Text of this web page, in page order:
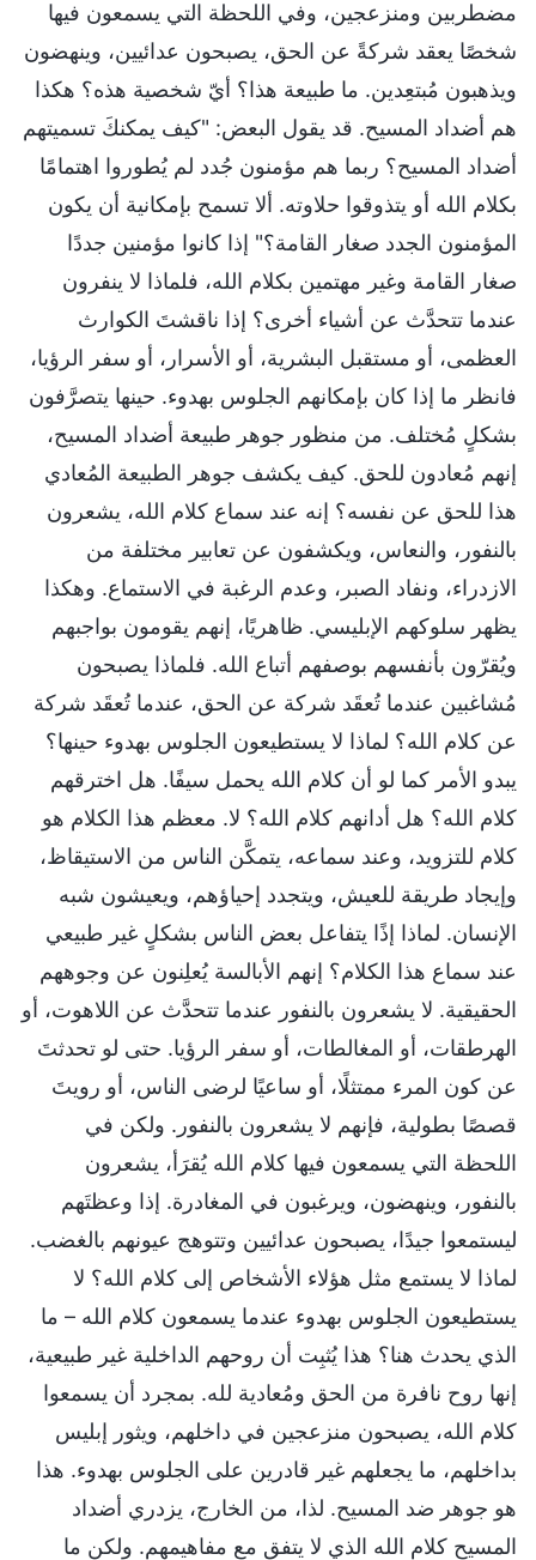
مضطربين ومنزعجين، وفي اللحظة التي يسمعون فيها
شخصًا يعقد شركةً عن الحق، يصبحون عدائيين، وينهضون
ويذهبون مُبتعِدين. ما طبيعة هذا؟ أيّ شخصية هذه؟ هكذا
هم أضداد المسيح. قد يقول البعض: "كيف يمكنكَ تسميتهم
أضداد المسيح؟ ربما هم مؤمنون جُدد لم يُطوروا اهتمامًا
بكلام الله أو يتذوقوا حلاوته. ألا تسمح بإمكانية أن يكون
المؤمنون الجدد صغار القامة؟" إذا كانوا مؤمنين جددًا
صغار القامة وغير مهتمين بكلام الله، فلماذا لا ينفرون
عندما تتحدَّث عن أشياء أخرى؟ إذا ناقشتَ الكوارث
العظمى، أو مستقبل البشرية، أو الأسرار، أو سفر الرؤيا،
فانظر ما إذا كان بإمكانهم الجلوس بهدوء. حينها يتصرَّفون
بشكلٍ مُختلف. من منظور جوهر طبيعة أضداد المسيح،
إنهم مُعادون للحق. كيف يكشف جوهر الطبيعة المُعادي
هذا للحق عن نفسه؟ إنه عند سماع كلام الله، يشعرون
بالنفور، والنعاس، ويكشفون عن تعابير مختلفة من
الازدراء، ونفاد الصبر، وعدم الرغبة في الاستماع. وهكذا
يظهر سلوكهم الإبليسي. ظاهريًا، إنهم يقومون بواجبهم
ويُقرّون بأنفسهم بوصفهم أتباع الله. فلماذا يصبحون
مُشاغبين عندما تُعقَد شركة عن الحق، عندما تُعقَد شركة
عن كلام الله؟ لماذا لا يستطيعون الجلوس بهدوء حينها؟
يبدو الأمر كما لو أن كلام الله يحمل سيفًا. هل اخترقهم
كلام الله؟ هل أدانهم كلام الله؟ لا. معظم هذا الكلام هو
كلام للتزويد، وعند سماعه، يتمكَّن الناس من الاستيقاظ،
وإيجاد طريقة للعيش، ويتجدد إحياؤهم، ويعيشون شبه
الإنسان. لماذا إذًا يتفاعل بعض الناس بشكلٍ غير طبيعي
عند سماع هذا الكلام؟ إنهم الأبالسة يُعلِنون عن وجوههم
الحقيقية. لا يشعرون بالنفور عندما تتحدَّث عن اللاهوت، أو
الهرطقات، أو المغالطات، أو سفر الرؤيا. حتى لو تحدثتَ
عن كون المرء ممتثلًا، أو ساعيًا لرضى الناس، أو رويتَ
قصصًا بطولية، فإنهم لا يشعرون بالنفور. ولكن في
اللحظة التي يسمعون فيها كلام الله يُقرَأ، يشعرون
بالنفور، وينهضون، ويرغبون في المغادرة. إذا وعظتَهم
ليستمعوا جيدًا، يصبحون عدائيين وتتوهج عيونهم بالغضب.
لماذا لا يستمع مثل هؤلاء الأشخاص إلى كلام الله؟ لا
يستطيعون الجلوس بهدوء عندما يسمعون كلام الله – ما
الذي يحدث هنا؟ هذا يُثبِت أن روحهم الداخلية غير طبيعية،
إنها روح نافرة من الحق ومُعادية لله. بمجرد أن يسمعوا
كلام الله، يصبحون منزعجين في داخلهم، ويثور إبليس
بداخلهم، ما يجعلهم غير قادرين على الجلوس بهدوء. هذا
هو جوهر ضد المسيح. لذا، من الخارج، يزدري أضداد
المسيح كلام الله الذي لا يتفق مع مفاهيمهم. ولكن ما